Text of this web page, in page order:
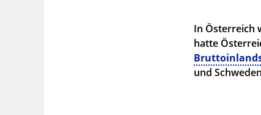
In Österreich
hatte
und